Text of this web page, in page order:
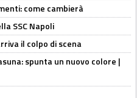
come cambierà
SSC Napoli
il colpo di scena
spunta un nuovo colore |